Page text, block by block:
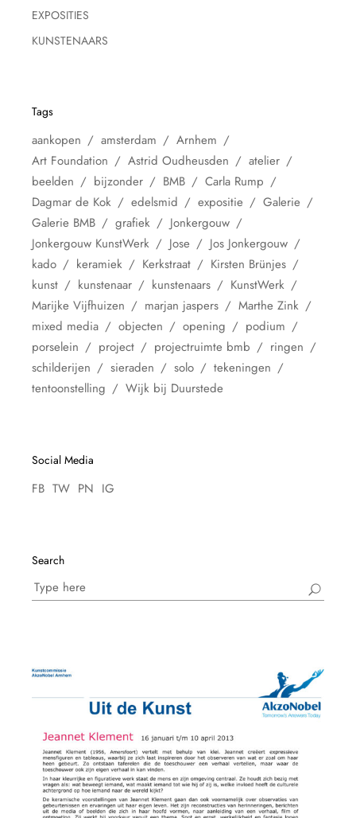
EXPOSITIES
KUNSTENAARS
Tags
aankopen amsterdam
Arnhem
Art Foundation
Astrid Oudheusden
atelier
beelden
bijzonder BMB
Carla Rump
Dagmar de Kok
edelsmid expositie
Galerie
Galerie BMB
grafiek
Jonkergouw
Jonkergouw KunstWerk
Jose
Jos Jonkergouw
kado
keramiek Kerkstraat
Kirsten Brünjes
kunst
kunstenaar kunstenaars
KunstWerk
Marijke Vijfhuizen
marjan jaspers
Marthe Zink
mixed media
objecten opening
podium
porselein
project projectruimte bmb
ringen
schilderijen
sieraden solo
tekeningen
tentoonstelling
Wijk bij Duurstede
Social Media
FB TW PN IG
Search
Search
for: